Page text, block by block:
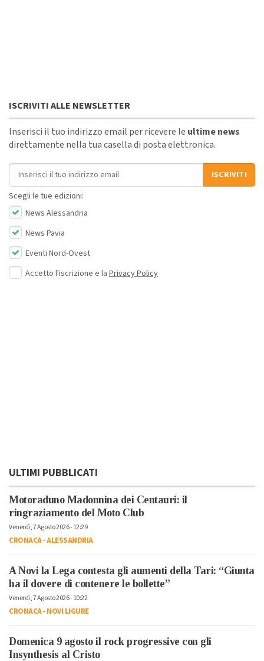
ISCRIVITI ALLE NEWSLETTER
Inserisci il tuo indirizzo email per ricevere le ultime news
direttamente nella tua casella di posta elettronica.
Indirizzo email
ISCRIVITI
Scegli le tue edizioni:
News Alessandria
News Pavia
Eventi Nord-Ovest
Accetto l'iscrizione e la Privacy Policy
ULTIMI PUBBLICATI
Motoraduno Madonnina dei Centauri: il
ringraziamento del Moto Club
Venerdì, 7 Agosto 2026 - 12:29
CRONACA-ALESSANDRIA
A Novi la Lega contesta gli aumenti della Tari: “Giunta
ha il dovere di contenere le bollette”
Venerdì, 7 Agosto 2026 - 10:22
CRONACA-NOVI LIGURE
Domenica 9 agosto il rock progressive con gli
Insynthesis al Cristo